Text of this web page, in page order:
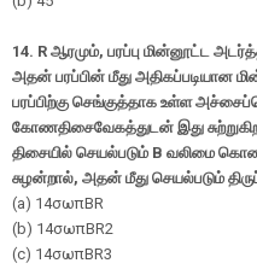
14. R ஆரமும், பரப்பு மின்னூட்ட
அதன் பரப்பின் மீது அதிகப்படியான
பரப்பிற்கு செங்குத்தாக உள்ள
கோணதிசைவேகத்துடன் இது
திசையில் செயல்படும் B வலிமை
சுழன்றால், அதன் மீது செயல்படும்
(a) 14σωπBR
(b) 14σωπBR2
(c) 14σωπBR3